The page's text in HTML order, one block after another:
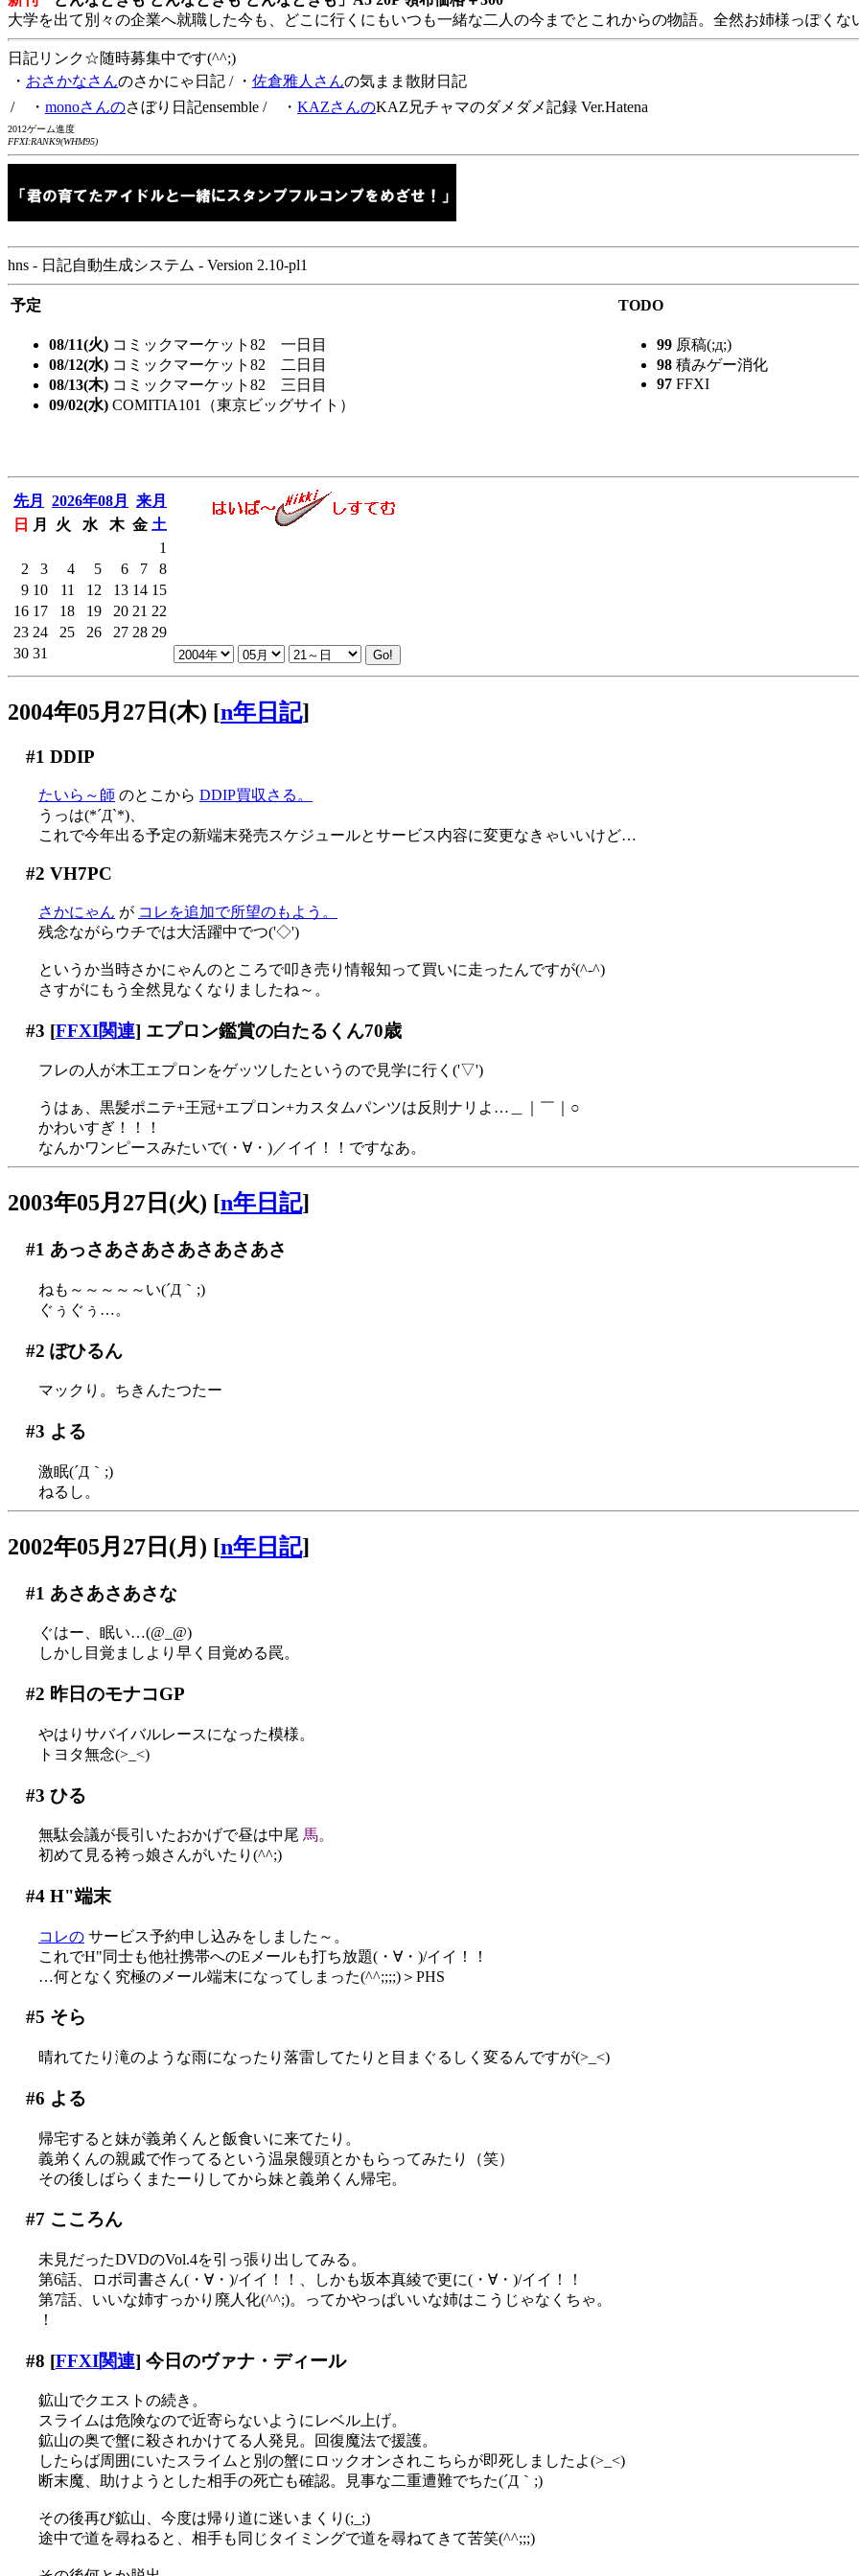
大学を出て別々の企業へ就職した今も、どこに行くにもいつも一緒な二人の今までとこれからの物語。全然お姉様っぽくな
日記リンク☆随時募集中です(^^;)
・ おさかなさんのさかにゃ日記 / ・ 佐倉雅人さんの気まま散財日記
/ ・ monoさんのさぼり日記ensemble / ・ KAZさんのKAZ兄チャマのダメダメ記録 Ver.Hatena
2012ゲーム進度
FFXI:RANK9(WHM95)
hns - 日記自動生成システム - Version 2.10-pl1
予定 TODO
08/11(火) コミックマーケット82 一日目
08/12(水) コミックマーケット82 二日目
08/13(木) コミックマーケット82 三日目
09/02(水) COMITIA101（東京ビッグサイト）
99 原稿(;д;)
98 積みゲー消化
97 FFXI
先月 2026年08月
来月
日
月 火 水 木 金 土
1
2
3 4 5 6 7
8
9 10 11 12 13 14 15
16 17 18 19 20 21 22
23 24 25 26 27 28 29
30 31
2004年05月27日(木) [n年日記]
#1 DDIP
たいら～師 のとこから DDIP買収さる。
うっは(*´Д`*)、
これで今年出る予定の新端末発売スケジュールとサービス内容に変更なきゃいいけど…
#2 VH7PC
さかにゃん が コレを追加で所望のもよう。
残念ながらウチでは大活躍中でつ('◇')ゞ
というか当時さかにゃんのところで叩き売り情報知って買いに走ったんですが(^-^)
さすがにもう全然見なくなりましたね～。
#3 [FFXI関連] エプロン鑑賞の白たるくん70歳
フレの人が木工エプロンをゲッツしたというので見学に行く('▽')
うはぁ、黒髪ポニテ+王冠+エプロン+カスタムパンツは反則ナリよ…＿｜￣｜○
かわいすぎ！！！
なんかワンピースみたいで(・∀・)／イイ！！ですなあ。
2003年05月27日(火) [n年日記]
#1 あっさあさあさあさあさあさ
ねも～～～～～い(´Д｀;)
ぐぅぐぅ…。
#2 ぽひるん
マックり。ちきんたつたー
#3 よる
激眠(´Д｀;)
ねるし。
2002年05月27日(月) [n年日記]
#1 あさあさあさな
ぐはー、眠い…(@_@)
しかし目覚ましより早く目覚める罠。
#2 昨日のモナコGP
やはりサバイバルレースになった模様。
トヨタ無念(>_<)
#3 ひる
無駄会議が長引いたおかげで昼は中尾 馬。
初めて見る袴っ娘さんがいたり(^^;)
#4H"端末
コレの サービス予約申し込みをしました～。
これでH"同士も他社携帯へのEメールも打ち放題(・∀・)/イイ！！
…何となく究極のメール端末になってしまった(^^;;;;)＞PHS
#5 そら
晴れてたり滝のような雨になったり落雷してたりと目まぐるしく変るんですが(>_<)
#6 よる
帰宅すると妹が義弟くんと飯食いに来てたり。
義弟くんの親戚で作ってるという温泉饅頭とかもらってみたり（笑）
その後しばらくまたーりしてから妹と義弟くん帰宅。
#7 こころん
未見だったDVDのVol.4を引っ張り出してみる。
第6話、ロボ司書さん(・∀・)/イイ！！、しかも坂本真綾で更に(・∀・)/イイ！！
第7話、いいな姉すっかり廃人化(^^;)。ってかやっぱいいな姉はこうじゃなくちゃ。
！
#8 [FFXI関連] 今日のヴァナ・ディール
鉱山でクエストの続き。
スライムは危険なので近寄らないようにレベル上げ。
鉱山の奥で蟹に殺されかけてる人発見。回復魔法で援護。
したらば周囲にいたスライムと別の蟹にロックオンされこちらが即死しましたよ(>_<)
断末魔、助けようとした相手の死亡も確認。見事な二重遭難でちた(´Д｀;)
その後再び鉱山、今度は帰り道に迷いまくり(;_;)
途中で道を尋ねると、相手も同じタイミングで道を尋ねてきて苦笑(^^;;;)